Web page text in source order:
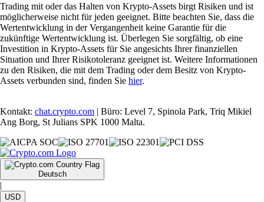
Trading mit oder das Halten von Krypto-Assets birgt Risiken und ist
möglicherweise nicht für jeden geeignet. Bitte beachten Sie, dass die
Wertentwicklung in der Vergangenheit keine Garantie für die
zukünftige Wertentwicklung ist. Überlegen Sie sorgfältig, ob eine
Investition in Krypto-Assets für Sie angesichts Ihrer finanziellen
Situation und Ihrer Risikotoleranz geeignet ist. Weitere Informationen
zu den Risiken, die mit dem Trading oder dem Besitz von Krypto-
Assets verbunden sind, finden Sie hier.
Kontakt: chat.crypto.com | Büro: Level 7, Spinola Park, Triq Mikiel
Ang Borg, St Julians SPK 1000 Malta.
Deutsch
|
USD